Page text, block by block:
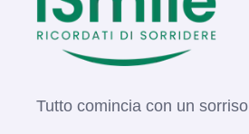
Tutto comincia con un sorriso